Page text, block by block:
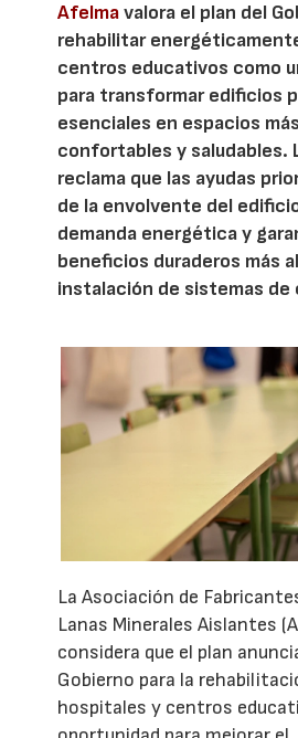
Afelmavalora el plan del
rehabilitar
centros educativos como
para transformar edificios
esenciales en espacios
confortables y saludables.
reclama que las ayudas
de la envolvente del
demanda energética y
beneficios duraderos más
instalación de sistemas de
La Asociación de
Lanas Minerales Aislantes
considera que el plan
Gobierno para la
hospitales y centros